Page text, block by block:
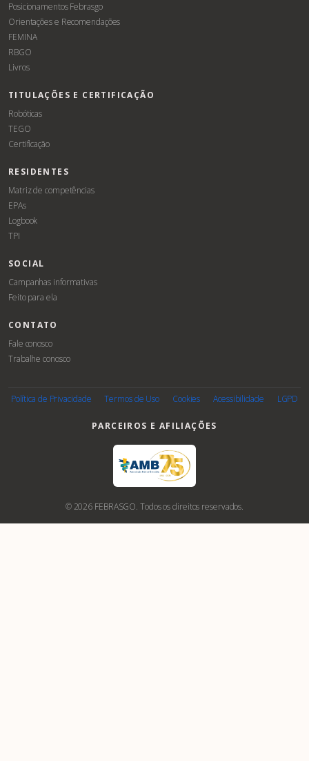
Posicionamentos Febrasgo
Orientações e Recomendações
FEMINA
RBGO
Livros
TITULAÇÕES E CERTIFICAÇÃO
Robóticas
TEGO
Certificação
RESIDENTES
Matriz de competências
EPAs
Logbook
TPI
SOCIAL
Campanhas informativas
Feito para ela
CONTATO
Fale conosco
Trabalhe conosco
Política de Privacidade Termos de Uso Cookies Acessibilidade LGPD
PARCEIROS E AFILIAÇÕES
© 2026 FEBRASGO. Todos os direitos reservados.